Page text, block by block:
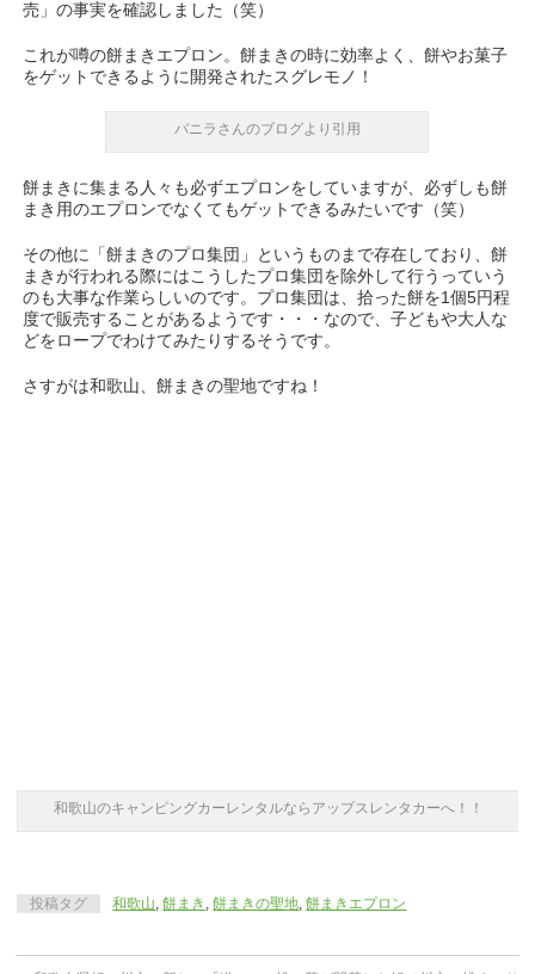
売」の事実を確認しました（笑）
これが噂の餅まきエプロン。餅まきの時に効率よく、餅やお菓子
をゲットできるように開発されたスグレモノ！
バニラさんのブログより引用
餅まきに集まる人々も必ずエプロンをしていますが、必ずしも餅
まき用のエプロンでなくてもゲットできるみたいです（笑）
その他に「餅まきのプロ集団」というものまで存在しており、餅
まきが行われる際にはこうしたプロ集団を除外して行うっていう
のも大事な作業らしいのです。プロ集団は、拾った餅を1個5円程
度で販売することがあるようです・・・なので、子どもや大人な
どをロープでわけてみたりするそうです。
さすがは和歌山、餅まきの聖地ですね！
和歌山のキャンピングカーレンタルならアップスレンタカーへ！！
投稿タグ 和歌山,餅まき ,餅まきの聖地,餅まきエプロン